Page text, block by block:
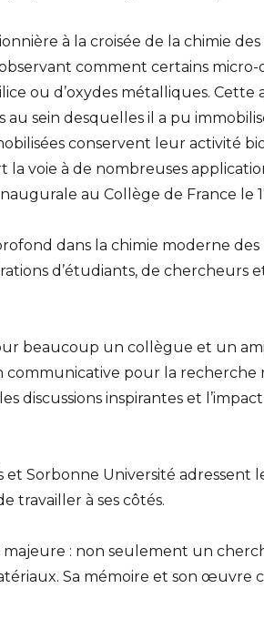
à la croisée de la chimie
comment certains micro-
ou d’oxydes métalliques. Cette
sein desquelles il a pu
conservent leur activité
voie à de nombreuses
au Collège de France le
dans la chimie moderne
d’étudiants, de chercheurs
beaucoup un collègue et un
communicative pour la
discussions inspirantes et
Sorbonne Université adressent
travailler à ses côtés.
: non seulement un
Sa mémoire et son œuvre